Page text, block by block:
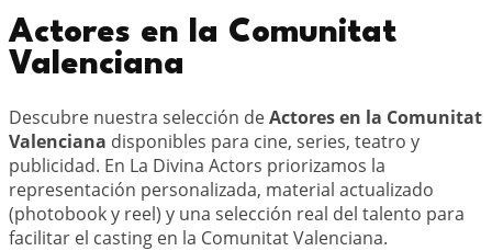
Actores en la Comunitat
Valenciana
Descubre nuestra selección deActores en la Comunitat
Valenciana disponibles para cine, series, teatro y
publicidad. En La Divina Actors priorizamos la
representación personalizada, material actualizado
(photobook y reel) y una selección real del talento para
facilitar el casting en la Comunitat Valenciana.